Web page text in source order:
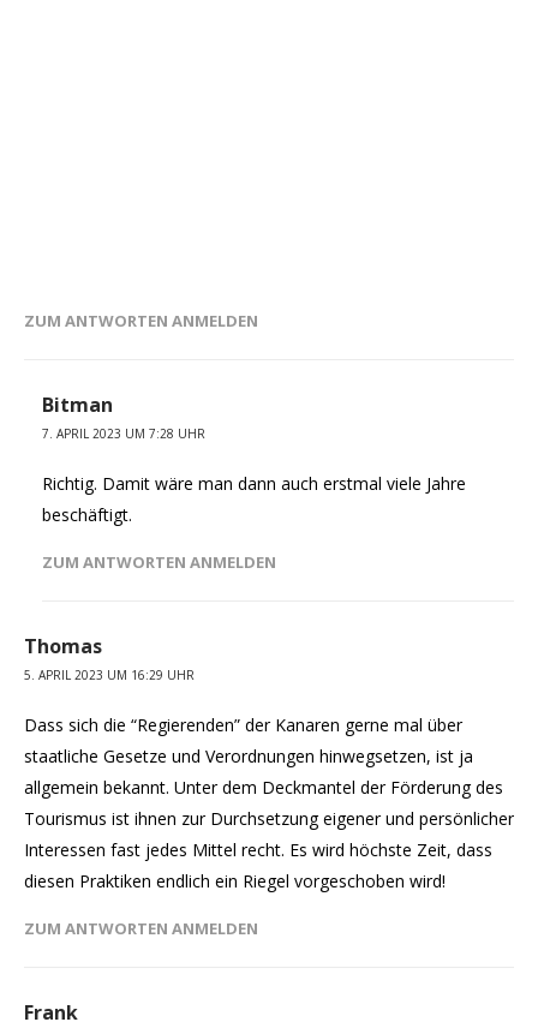
ZUM ANTWORTEN ANMELDEN
Bitman
7. APRIL 2023 UM 7:28 UHR
Richtig. Damit wäre man dann auch erstmal viele Jahre
beschäftigt.
ZUM ANTWORTEN ANMELDEN
Thomas
5. APRIL 2023 UM 16:29 UHR
Dass sich die “Regierenden” der Kanaren gerne mal über
staatliche Gesetze und Verordnungen hinwegsetzen, ist ja
allgemein bekannt. Unter dem Deckmantel der Förderung des
Tourismus ist ihnen zur Durchsetzung eigener und persönlicher
Interessen fast jedes Mittel recht. Es wird höchste Zeit, dass
diesen Praktiken endlich ein Riegel vorgeschoben wird!
ZUM ANTWORTEN ANMELDEN
Frank